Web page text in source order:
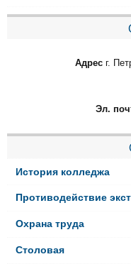
Адрес г.
Эл.
История колледжа
Противодействие
Охрана труда
Столовая